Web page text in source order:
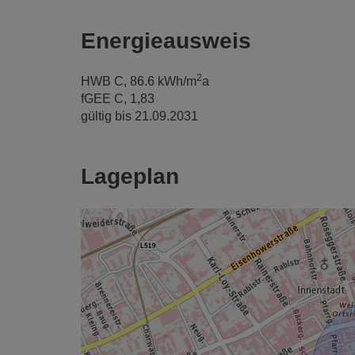
Energieausweis
HWB C, 86.6 kWh/m2a
fGEE C, 1,83
gültig bis 21.09.2031
Lageplan